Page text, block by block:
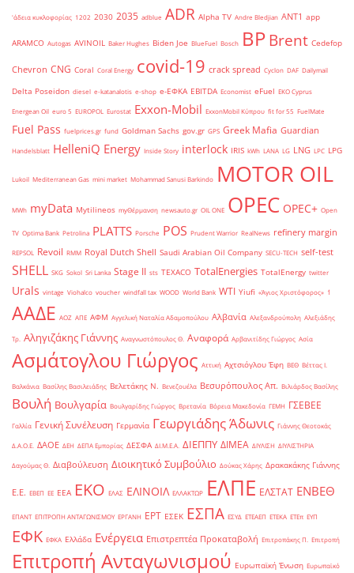
'άδεια κυκλοφορίας 1202 2030 2035 adblue ADR Alpha TV Andre Bledjian ANT1 app
ARAMCO Autogas AVINOIL Baker Hughes Biden Joe BlueFuel Bosch BPBrent Cedefop
Chevron CNG Coral Coral Energy covid-19 crack spread Cyclon DAF Dailymail
Delta Poseidon diesel e-katanalotis e-shop e-ΕΦΚΑ EBITDA Economist eFuel EKO Cyprus
Energean Oil euro 5 EUROPOL Eurostat Exxon-Mobil ExxonMobil Κύπρου fit for 55 FuelMate
Fuel Pass fuelprices.gr fund Goldman Sachs gov.gr GPS Greek Mafia Guardian
Handelsblatt HelleniQ Energy Inside Story interlock IRIS kWh LANA LG LNG LPC LPG
Lukoil Mediterranean Gas mini market Mohammad Sanusi Barkindo MOTOR OIL
MWh myData Mytilineos myΘέρμανση newsauto.gr OIL ONE OPEC OPEC+ Open
TV Optima Bank Petrolina PLATTS Porsche POS Prudent Warrior RealNews refinery margin
REPSOL Revoil RMM Royal Dutch Shell Saudi Arabian Oil Company SECU-TECH self-test
SHELL SKG Sokol Sri Lanka Stage II sts TEXACO TotalEnergies TotalEnergy twitter
Urals vintage Viohalco voucher windfall tax WOOD World Bank WTI Yiufi «Άγιος Χριστόφορος» ΄1
ΑΑΔΕ ΑΟΖ ΑΠΕ ΑΦΜ Αγγελική Ναταλία Αδαμοπούλου Αλβανία Αλεξανδρούπολη Αλεξιάδης
Τρ. Αληγιζάκης Γιάννης Αναγνωστόπουλος Θ. Αναφορά Αρβανιτίδης Γιώργος Ασία
Ασμάτογλου Γιώργος Αττική Αχτσιόγλου Έφη ΒΕΘ Βέττας Ι.
Βαλκάνια Βασίλης Βασιλειάδης Βελετάκης Ν. Βενεζουέλα Βεσυρόπουλος Απ. Βιλιάρδος Βασίλης
Βουλή Βουλγαρία Βουλγαρίδης Γιώργος Βρετανία Βόρεια Μακεδονία ΓΕΜΗ ΓΣΕΒΕΕ
Γαλλία Γενική Συνέλευση Γερμανία Γεωργιάδης Άδωνις Γιάννης Θεοτοκάς
Δ.Α.Ο.Ε. ΔΑΟΕ ΔΕΗ ΔΕΠΑ Εμπορίας ΔΕΣΦΑ ΔΙ.Μ.Ε.Α. ΔΙΕΠΠΥ ΔΙΜΕΑ ΔΙΥΛΙΣΗ ΔΙΥΛΙΣΤΗΡΙΑ
Δαγούμας Θ. Διαβούλευση Διοικητικό Συμβούλιο Δούκας Χάρης Δρακακάκης Γιάννης
Ε.Ε. ΕΒΕΠ ΕΕ ΕΕΑ ΕΚΟ ΕΛΑΣ ΕΛΙΝΟΙΛ ΕΛΛΑΚΤΩΡ ΕΛΠΕ ΕΛΣΤΑΤ ΕΝΒΕΘ
ΕΠΑΝΤ ΕΠΙΤΡΟΠΗ ΑΝΤΑΓΩΝΙΣΜΟΥ ΕΡΓΑΝΗ ΕΡΤ ΕΣΕΚ ΕΣΠΑ ΕΣΥΔ ΕΤΕΑΕΠ ΕΤΕΚΑ ΕΤΕπ ΕΥΠ
ΕΦΚ ΕΦΚΑ Ελλάδα Ενέργεια Επιστρεπτέα Προκαταβολή Επιτροπάκης Π. Επιτροπή
Επιτροπή Ανταγωνισμού Ευρωπαϊκή Ένωση Ευρωπαϊκό